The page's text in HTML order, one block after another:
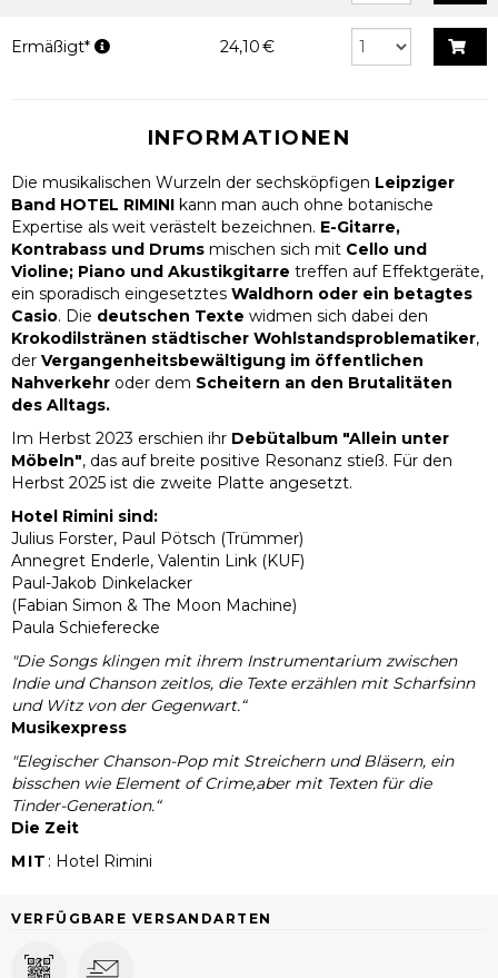
Ermäßigt* 24,10 €
INFORMATIONEN
Die musikalischen Wurzeln der sechsköpfigen Leipziger
Band HOTEL RIMINI kann man auch ohne botanische
Expertise als weit verästelt bezeichnen. E-Gitarre,
Kontrabass und Drums mischen sich mit Cello und
Violine; Piano und Akustikgitarre treffen auf Effektgeräte,
ein sporadisch eingesetztes Waldhorn oder ein betagtes
Casio. Die deutschen Texte widmen sich dabei den
Krokodilstränen städtischer Wohlstandsproblematiker,
der Vergangenheitsbewältigung im öffentlichen
Nahverkehr oder dem Scheitern an den Brutalitäten
des Alltags.
Im Herbst 2023 erschien ihr Debütalbum "Allein unter
Möbeln", das auf breite positive Resonanz stieß. Für den
Herbst 2025 ist die zweite Platte angesetzt.
Hotel Rimini sind:
Julius Forster, Paul Pötsch (Trümmer)
Annegret Enderle, Valentin Link (KUF)
Paul-Jakob Dinkelacker
(Fabian Simon & The Moon Machine)
Paula Schieferecke
"Die Songs klingen mit ihrem Instrumentarium zwischen
Indie und Chanson zeitlos, die Texte erzählen mit Scharfsinn
und Witz von der Gegenwart.“
Musikexpress
"Elegischer Chanson-Pop mit Streichern und Bläsern, ein
bisschen wie Element of Crime,aber mit Texten für die
Tinder-Generation.“
Die Zeit
MIT : Hotel Rimini
VERFÜGBARE VERSANDARTEN